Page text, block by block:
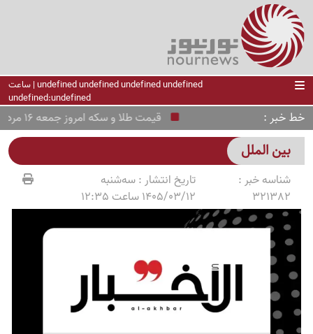
undefined undefined undefined undefined | ساعت
undefined:undefined
خط خبر قیمت طلا و سکه امروز جمعه 16 مرداد 1405 / بازار غافلگیر شد/جدول قیمت ها
بین الملل
شناسه خبر :
321382
تاریخ انتشار :سه‌شنبه
1405/03/12 ساعت 12:35